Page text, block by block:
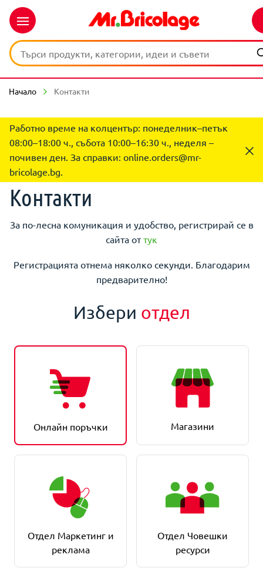
Начало Контакти
Работно време на колцентър: понеделник–петък
08:00–18:00 ч., събота 10:00–16:30 ч., неделя –
почивен ден. За справки: online.orders@mr-
bricolage.bg.
Контакти
За по-лесна комуникация и удобство, регистрирай се в
сайта оттук
Регистрацията отнема няколко секунди. Благодарим
предварително!
Избери отдел
Онлайн поръчки Магазини
Отдел Маркетинг и
реклама
Отдел Човешки
ресурси